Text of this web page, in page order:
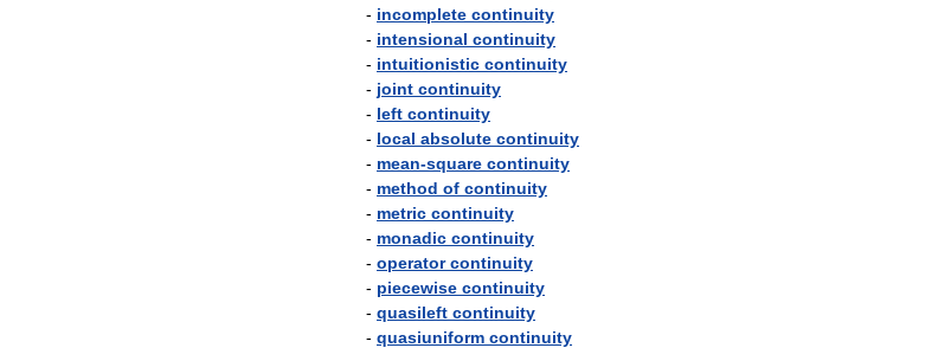
- incomplete continuity
- intensional continuity
- intuitionistic continuity
- joint continuity
- left continuity
- local absolute continuity
- mean-square continuity
- method of continuity
- metric continuity
- monadic continuity
- operator continuity
- piecewise continuity
- quasileft continuity
- quasiuniform continuity